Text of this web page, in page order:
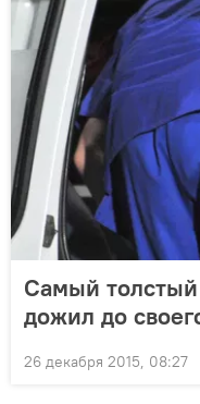
Cамый
дожил до
26 декабря 2015, 08:27